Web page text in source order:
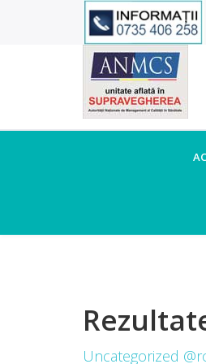
Uncategorized